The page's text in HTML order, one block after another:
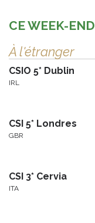
CE WEEK-END
À l'étranger
CSIO 5* Dublin
IRL
CSI 5* Londres
GBR
CSI 3* Cervia
ITA